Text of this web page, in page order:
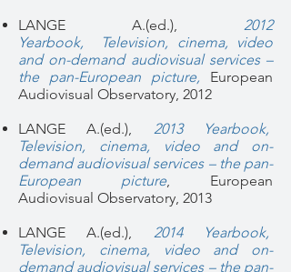
LANGE A.(ed.), 2012
Yearbook,
Television, cinema, video
and on-demand audiovisual services –
the pan-European picture,
European
Audiovisual Observatory, 2012
LANGE A.(ed.), 2013 Yearbook,
Television, cinema, video and on-
demand audiovisual services – the pan-
European picture, European
Audiovisual Observatory, 2013
​LANGE A.(ed.), 2014 Yearbook,
Television, cinema, video and on-
demand audiovisual services – the pan-